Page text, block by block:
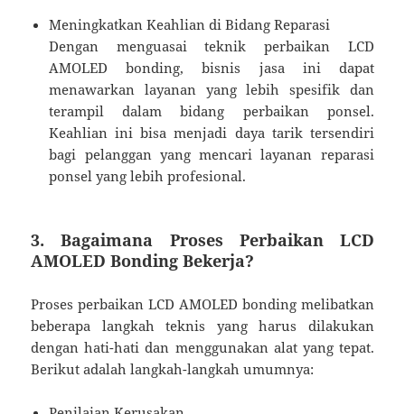
Meningkatkan Keahlian di Bidang Reparasi
Dengan menguasai teknik perbaikan LCD
AMOLED bonding, bisnis jasa ini dapat
menawarkan layanan yang lebih spesifik dan
terampil dalam bidang perbaikan ponsel.
Keahlian ini bisa menjadi daya tarik tersendiri
bagi pelanggan yang mencari layanan reparasi
ponsel yang lebih profesional.
3. Bagaimana Proses Perbaikan LCD
AMOLED Bonding Bekerja?
Proses perbaikan LCD AMOLED bonding melibatkan
beberapa langkah teknis yang harus dilakukan
dengan hati-hati dan menggunakan alat yang tepat.
Berikut adalah langkah-langkah umumnya: